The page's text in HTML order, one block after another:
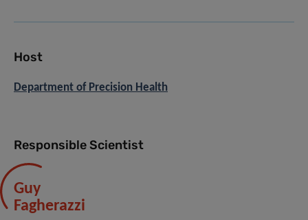
Host
Department of Precision Health
Responsible Scientist
Guy
Fagherazzi